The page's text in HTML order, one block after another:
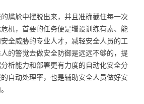
尴尬中摆脱出来，并且准确截住每一次
机，首要的任务便是增设训练有素、能
全威胁的专业人才，减轻安全人员的工
的警觉去做安全防御是远远不够的，提
析能力和部署更有力度的自动化安全分
自动处理率，也是辅助安全人员做好安